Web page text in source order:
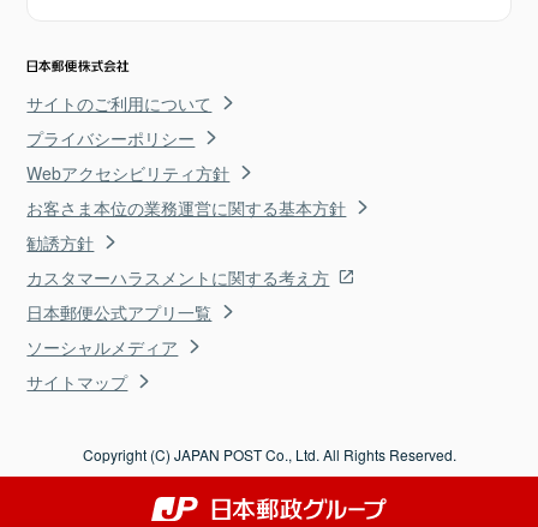
サイトのご利用について
プライバシーポリシー
Webアクセシビリティ方針
お客さま本位の業務運営に関する基本方針
勧誘方針
カスタマーハラスメントに関する考え方
日本郵便公式アプリ一覧
ソーシャルメディア
サイトマップ
Copyright (C) JAPAN POST Co., Ltd. All Rights Reserved.